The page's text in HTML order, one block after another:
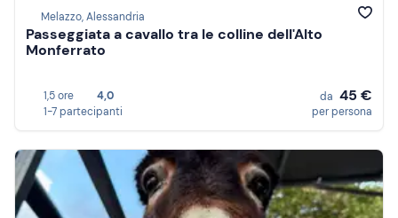
Melazzo, Alessandria
Passeggiata a cavallo tra le colline dell'Alto
Monferrato
1,5 ore
4,0
1-7 partecipanti
da 45 €
per persona